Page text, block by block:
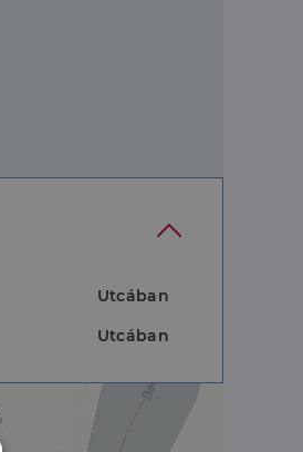
Utcában
Utcában